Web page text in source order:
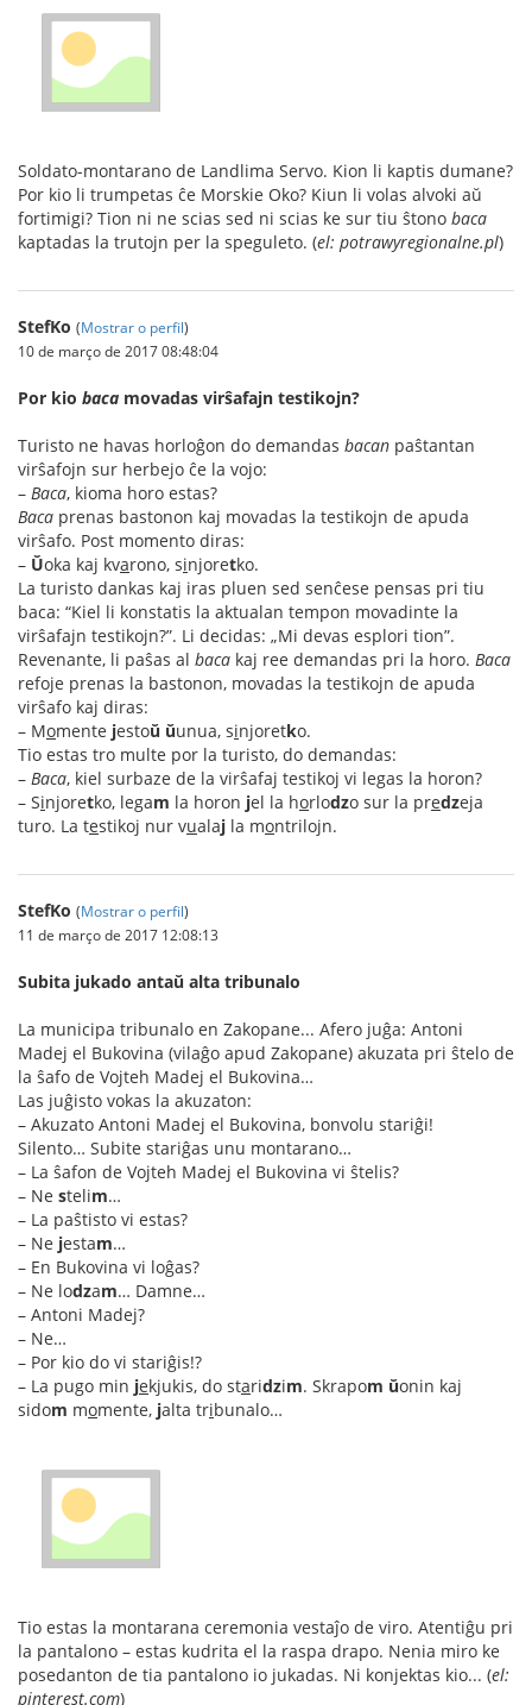
Soldato-montarano de Landlima Servo. Kion li kaptis dumane?
Por kio li trumpetas ĉe Morskie Oko? Kiun li volas alvoki aŭ
fortimigi? Tion ni ne scias sed ni scias ke sur tiu ŝtono baca
kaptadas la trutojn per la speguleto. (el: potrawyregionalne.pl)
StefKo (Mostrar o perfil)
10 de março de 2017 08:48:04
Por kio baca movadas virŝafajn testikojn?
Turisto ne havas horloĝon do demandas bacan paŝtantan
virŝafojn sur herbejo ĉe la vojo:
– Baca, kioma horo estas?
Baca prenas bastonon kaj movadas la testikojn de apuda
virŝafo. Post momento diras:
– Ŭoka kaj kvarono, sinjoretko.
La turisto dankas kaj iras pluen sed senĉese pensas pri tiu
baca: “Kiel li konstatis la aktualan tempon movadinte la
virŝafajn testikojn?”. Li decidas: „Mi devas esplori tion”.
Revenante, li paŝas al baca kaj ree demandas pri la horo. Baca
refoje prenas la bastonon, movadas la testikojn de apuda
virŝafo kaj diras:
– Momente jestoŭ ŭunua, sinjoretko.
Tio estas tro multe por la turisto, do demandas:
– Baca, kiel surbaze de la virŝafaj testikoj vi legas la horon?
– Sinjoretko, legam la horon jel la horlodzo sur la predzeja
turo. La testikoj nur vualaj la montrilojn.
StefKo (Mostrar o perfil)
11 de março de 2017 12:08:13
Subita jukado antaŭ alta tribunalo
La municipa tribunalo en Zakopane... Afero juĝa: Antoni
Madej el Bukovina (vilaĝo apud Zakopane) akuzata pri ŝtelo de
la ŝafo de Vojteh Madej el Bukovina…
Las juĝisto vokas la akuzaton:
– Akuzato Antoni Madej el Bukovina, bonvolu stariĝi!
Silento… Subite stariĝas unu montarano…
– La ŝafon de Vojteh Madej el Bukovina vi ŝtelis?
– Ne stelim…
– La paŝtisto vi estas?
– Ne jestam…
– En Bukovina vi loĝas?
– Ne lodzam… Damne…
– Antoni Madej?
– Ne…
– Por kio do vi stariĝis!?
– La pugo min jekjukis, do staridzim. Skrapom ŭonin kaj
sidom momente, jalta tribunalo…
Tio estas la montarana ceremonia vestaĵo de viro. Atentiĝu pri
la pantalono – estas kudrita el la raspa drapo. Nenia miro ke
posedanton de tia pantalono io jukadas. Ni konjektas kio... (el:
pinterest.com)